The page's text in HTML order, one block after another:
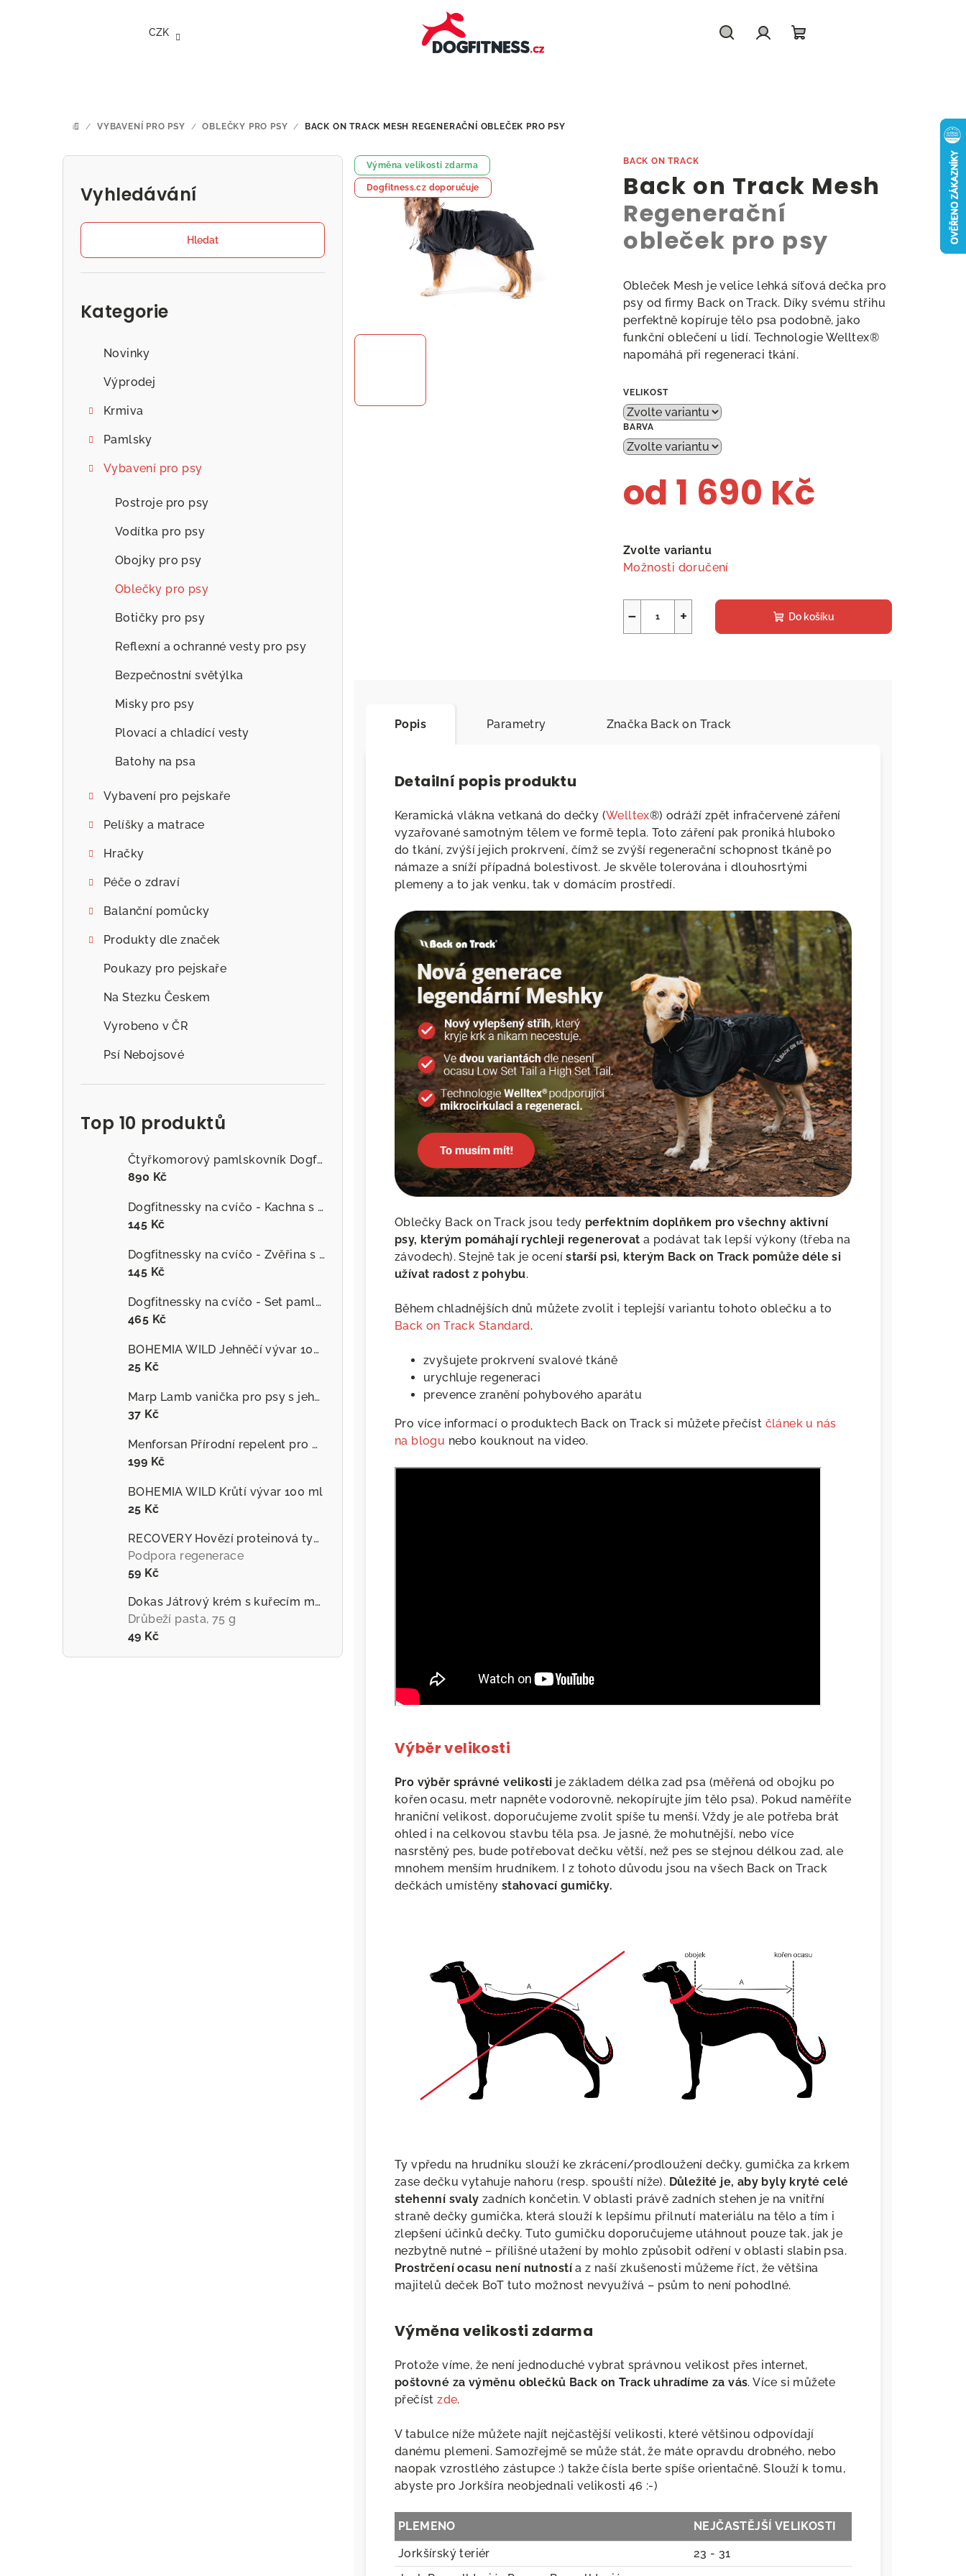
CZK
DOMŮ
/ VYBAVENÍ PRO PSY / OBLEČKY PRO PSY / BACK ON TRACK MESH REGENERAČNÍ OBLEČEK PRO PSY
P
Vyhledávání
Hledat
Kategorie
Novinky
Výprodej
Krmiva
Pamlsky
Vybavení pro psy
Postroje pro psy
Vodítka pro psy
Obojky pro psy
Oblečky pro psy
Botičky pro psy
Reflexní a ochranné vesty pro psy
Bezpečnostní světýlka
Misky pro psy
Plovací a chladící vesty
Batohy na psa
Vybavení pro pejskaře
Pelíšky a matrace
Hračky
Péče o zdraví
Balanční pomůcky
Produkty dle značek
Poukazy pro pejskaře
Na Stezku Českem
Vyrobeno v ČR
Psí Nebojsové
Top 10 produktů
Čtyřkomorový pamlskovník Dogfitness.cz
890 Kč
Dogfitnessky na cvíčo - Kachna s červenou řepou
145 Kč
Dogfitnessky na cvíčo - Zvěřina s jablky
145 Kč
Dogfitnessky na cvíčo - Set pamlsků
465 Kč
BOHEMIA WILD Jehněčí vývar 100 ml
25 Kč
Marp Lamb vanička pro psy s jehněčím
37 Kč
Menforsan Přírodní repelent pro psy proti hmyzu s extraktem z citronely
199 Kč
BOHEMIA WILD Krůtí vývar 100 ml
25 Kč
RECOVERY Hovězí proteinová tyčinka pro psy
Podpora regenerace
59 Kč
Dokas Játrový krém s kuřecím masem
Drůbeží pasta, 75 g
49 Kč
BACK ON TRACK
Back on Track Mesh
Regenerační
obleček pro psy
Obleček Mesh je velice lehká síťová dečka pro
psy od firmy Back on Track. Díky svému střihu
perfektně kopíruje tělo psa podobně, jako
funkční oblečení u lidí. Technologie Welltex®
napomáhá při regeneraci tkání.
VELIKOST
BARVA
od 1 690 Kč
cena:
Zvolte variantu
Možnosti doručení
+
− Do košíku
Výměna velikosti zdarma
Dogfitness.cz doporučuje
Popis Parametry Značka Back on Track
Detailní popis produktu
Keramická vlákna vetkaná do dečky (Welltex®) odráží zpět infračervené záření
vyzařované samotným tělem ve formě tepla. Toto záření pak proniká hluboko
do tkání, zvýší jejich prokrvení, čímž se zvýší regenerační schopnost tkáně po
námaze a sníží případná bolestivost. Je skvěle tolerována i dlouhosrtými
plemeny a to jak venku, tak v domácím prostředí.
Oblečky Back on Track jsou tedy perfektním doplňkem pro všechny aktivní
psy, kterým pomáhají rychleji regenerovat a podávat tak lepší výkony (třeba na
závodech). Stejně tak je ocenístarší psi, kterým Back on Track pomůže déle si
užívat radost z pohybu.
Během chladnějších dnů můžete zvolit i teplejší variantu tohoto oblečku a to
Back on Track Standard.
zvyšujete prokrvení svalové tkáně
urychluje regeneraci
prevence zranění pohybového aparátu
Pro více informací o produktech Back on Track si můžete přečíst článek u nás
na blogu nebo kouknout na video.
Výběr velikosti
Pro výběr správné velikosti je základem délka zad psa (měřená od obojku po
kořen ocasu, metr napněte vodorovně, nekopírujte jím tělo psa). Pokud naměříte
hraniční velikost, doporučujeme zvolit spíše tu menší. Vždy je ale potřeba brát
ohled i na celkovou stavbu těla psa. Je jasné, že mohutnější, nebo více
nasrstěný pes, bude potřebovat dečku větší, než pes se stejnou délkou zad, ale
mnohem menším hrudníkem. I z tohoto důvodu jsou na všech Back on Track
dečkách umístěny stahovací gumičky.
Ty vpředu na hrudníku slouží ke zkrácení/prodloužení dečky, gumička za krkem
zase dečku vytahuje nahoru (resp. spouští níže). Důležité je, aby byly kryté celé
stehenní svaly zadních končetin. V oblasti právě zadních stehen je na vnitřní
straně dečky gumička, která slouží k lepšímu přilnutí materiálu na tělo a tím i
zlepšení účinků dečky. Tuto gumičku doporučujeme utáhnout pouze tak, jak je
nezbytně nutné – přílišné utažení by mohlo způsobit odření v oblasti slabin psa.
Prostrčení ocasu není nutností a z naší zkušenosti můžeme říct, že většina
majitelů deček BoT tuto možnost nevyužívá – psům to není pohodlné.
Výměna velikosti zdarma
Protože víme, že není jednoduché vybrat správnou velikost přes internet,
poštovné za výměnu oblečků Back on Track uhradíme za vás. Více si můžete
přečístzde.
V tabulce níže můžete najít nejčastější velikosti, které většinou odpovídají
danému plemeni. Samozřejmě se může stát, že máte opravdu drobného, nebo
naopak vzrostlého zástupce :) takže čísla berte spíše orientačně. Slouží k tomu,
abyste pro Jorkšíra neobjednali velikosti 46 :-)
PLEMENO
NEJČASTĚJŠÍ VELIKOSTI
Jorkšírský teriér
23 - 31
údaji si přečtětetady